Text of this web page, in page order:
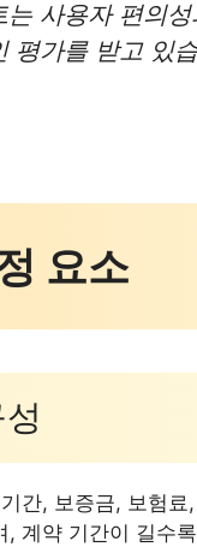
사용자 편의
평가를 받고 있
요소
간, 보증금, 보험
계약 기간이 길수